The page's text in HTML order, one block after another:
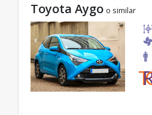
Toyota Aygo o similar